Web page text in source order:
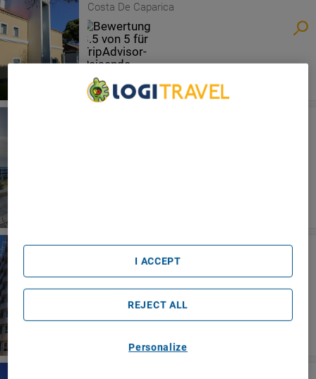
Costa De Caparica
Meliá Setúbal
Personalize
REJECT ALL
I ACCEPT